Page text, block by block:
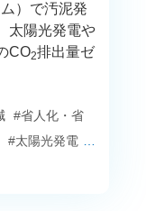
）で汚泥発
太陽光発電や
CO2排出量ゼ
#省人化・省
#太陽光発電
#